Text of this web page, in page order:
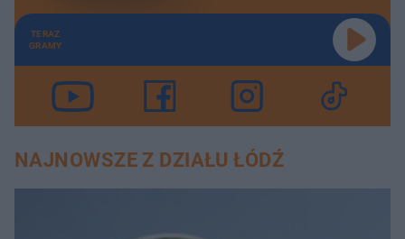
TERAZ
GRAMY
NAJNOWSZE Z DZIAŁU ŁÓDŹ